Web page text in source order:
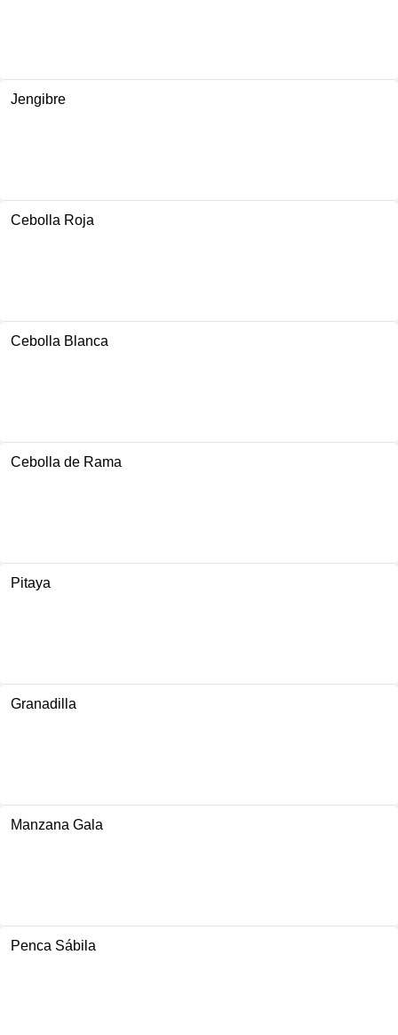
Jengibre
Cebolla Roja
Cebolla Blanca
Cebolla de Rama
Pitaya
Granadilla
Manzana Gala
Penca Sábila